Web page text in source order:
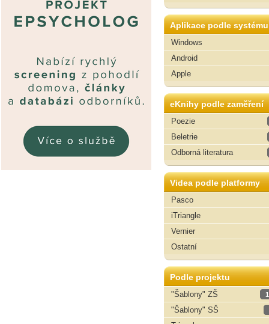
Aplikace podle systému
Windows
Android
Apple
eKnihy podle zaměření
Poezie
Beletrie
Odborná literatura
Videa podle platformy
Pasco
iTriangle
Vernier
Ostatní
Podle projektu
"Šablony" ZŠ
"Šablony" SŠ